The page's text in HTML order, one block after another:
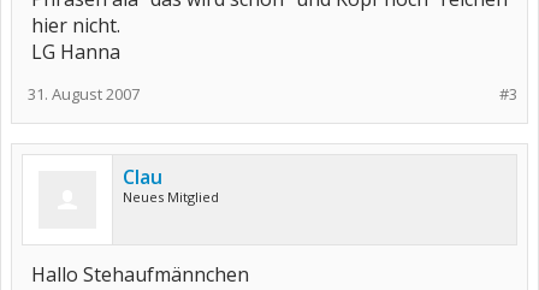
hier nicht.
LG Hanna
#3
31. August 2007
Clau
Neues Mitglied
Hallo Stehaufmännchen